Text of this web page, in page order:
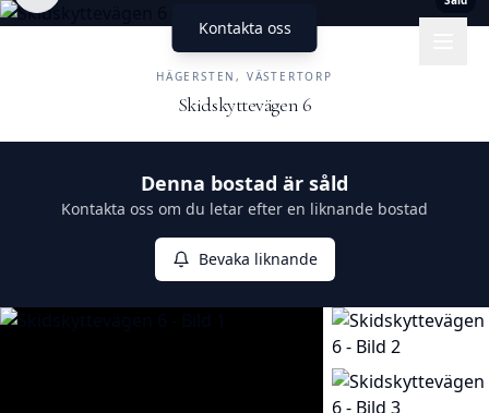
Kontakta oss
HÄGERSTEN, VÄSTERTORP
Skidskyttevägen 6
Denna bostad är såld
Kontakta oss om du letar efter en liknande bostad
Bevaka liknande